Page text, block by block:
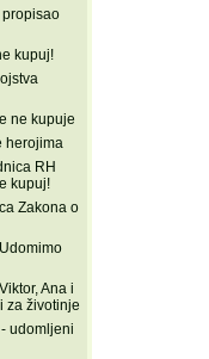
propisao
kupuj!
ne kupuje
herojima
RH
kupuj!
Zakona o
Ana i
za životinje
udomljeni